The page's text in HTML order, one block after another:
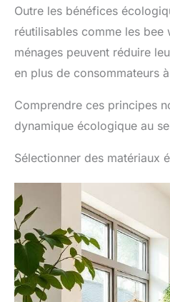
Outre les bénéfices
réutilisables comme les
ménages peuvent réduire
en plus de consommateurs
Comprendre ces principes
dynamique écologique au
Sélectionner des matériaux